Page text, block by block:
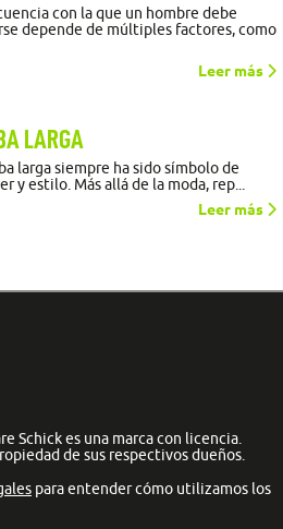
con la que un hombre debe
depende de múltiples factores, como
Leer más
LARGA
larga siempre ha sido símbolo de
y estilo. Más allá de la moda, rep...
Leer más
Schick es una marca con licencia.
de sus respectivos dueños.
para entender cómo utilizamos los